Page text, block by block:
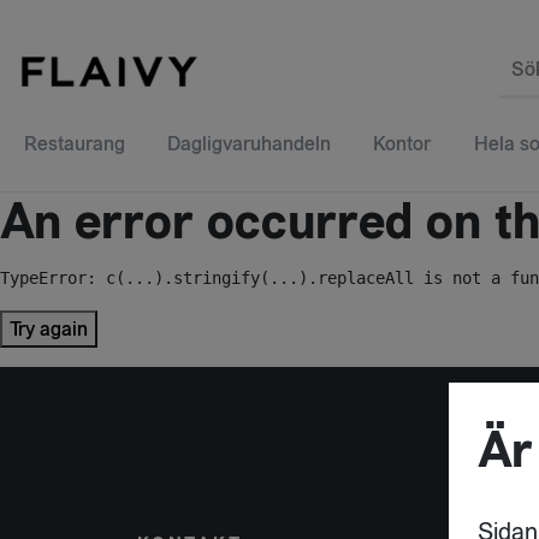
Restaurang Dagligvaruhandeln Kontor Hela
An error occurred on
TypeError: c(...).stringify(...).replaceAll is not a
Try again